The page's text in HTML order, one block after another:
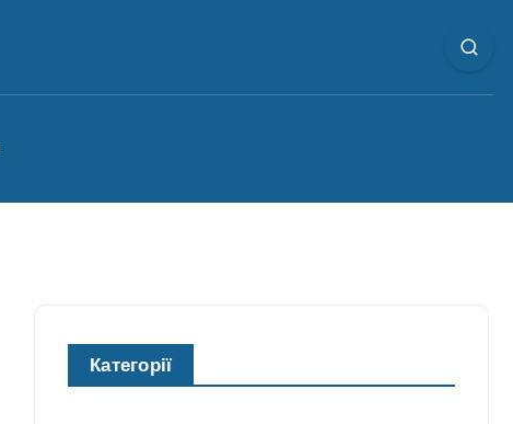
Категорії